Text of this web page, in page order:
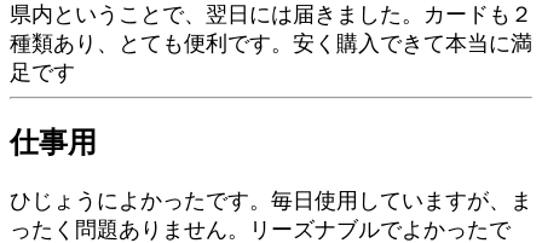
県内ということで、翌日には届きました。カードも２
種類あり、とても便利です。安く購入できて本当に満
足です
仕事用
ひじょうによかったです。毎日使用していますが、ま
ったく問題ありません。リーズナブルでよかったで